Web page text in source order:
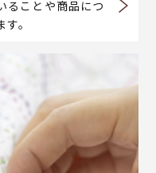
ることや商品につ
。